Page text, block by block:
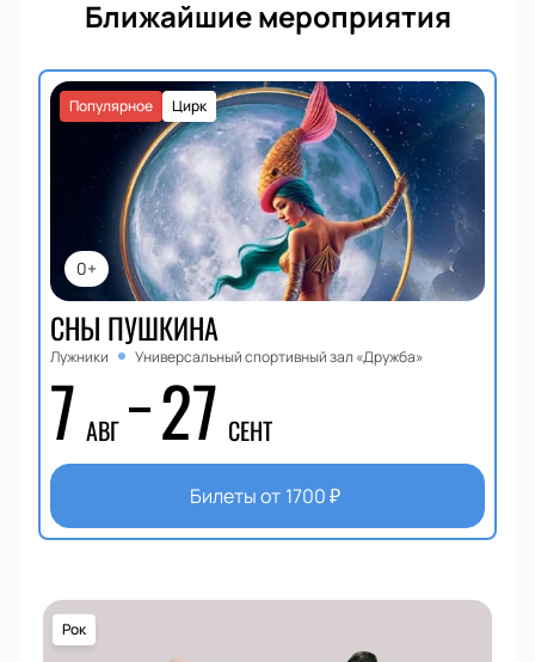
Ближайшие мероприятия
0+
Цирк
Популярное
СНЫ ПУШКИНА
Лужники Универсальный спортивный зал «Дружба»
7 АВГ 27 СЕНТ
Билеты от 1700₽
Рок